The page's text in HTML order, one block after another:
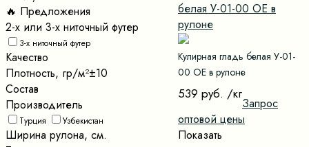
🔥 Предложения
2-х или 3-х ниточный футер
3-х ниточный футер
Качество
Плотность, гр/м²±10
Состав
Производитель
Турция Узбекистан
Ширина рулона, см.
Кулирная гладь белая У-01-
00 ОЕ в рулоне
539 руб. /кг
Запрос
оптовой цены
Показать